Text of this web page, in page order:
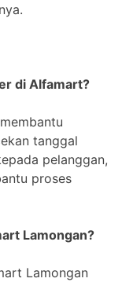
di Alfamart?
tanggal
pelanggan,
proses
Lamongan?
Lamongan